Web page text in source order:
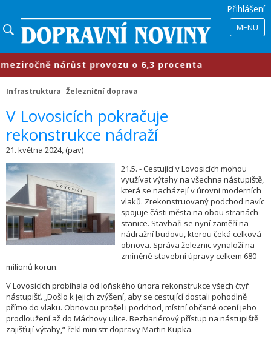
Přihlášení
MENU
nárůst provozu o 6,3 procenta
Infrastruktura Železniční doprava
V Lovosicích pokračuje
rekonstrukce nádraží
21. května 2024, (pav)
21.5. - Cestující v Lovosicích mohou
využívat výtahy na všechna nástupiště,
která se nacházejí v úrovni moderních
vlaků. Zrekonstruovaný podchod navíc
spojuje části města na obou stranách
stanice. Stavbaři se nyní zaměří na
nádražní budovu, kterou čeká celková
obnova. Správa železnic vynaloží na
zmíněné stavební úpravy celkem 680
milionů korun.
V Lovosicích probíhala od loňského února rekonstrukce všech čtyř
nástupišť. „Došlo k jejich zvýšení, aby se cestující dostali pohodlně
přímo do vlaku. Obnovou prošel i podchod, místní občané ocení jeho
prodloužení až do Máchovy ulice. Bezbariérový přístup na nástupiště
zajišťují výtahy,“ řekl ministr dopravy Martin Kupka.